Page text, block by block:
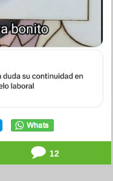
12